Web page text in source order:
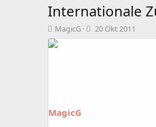
Internationale
T
h
e
a
MagicG
B
e
20 Okt 2011
MagicG